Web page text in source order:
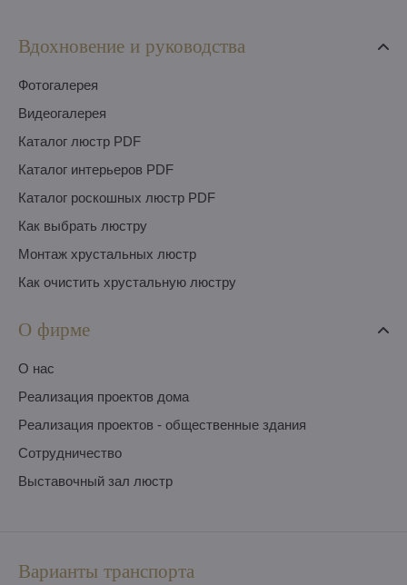
Вдохновение и руководства
Фотогалерея
Видеогалерея
Каталог люстр PDF
Каталог интерьеров PDF
Каталог роскошных люстр PDF
Как выбрать люстру
Монтаж хрустальных люстр
Как очистить хрустальную люстру
О фирме
O нас
Pеализация проектов дома
Pеализация проектов - общественные здания
Сотрудничество
Выставочный зал люстр
Варианты транспорта